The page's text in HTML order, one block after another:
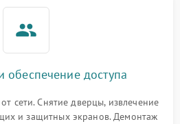
обеспечение доступа
сети. Снятие дверцы, извлечение
и защитных экранов. Демонтаж